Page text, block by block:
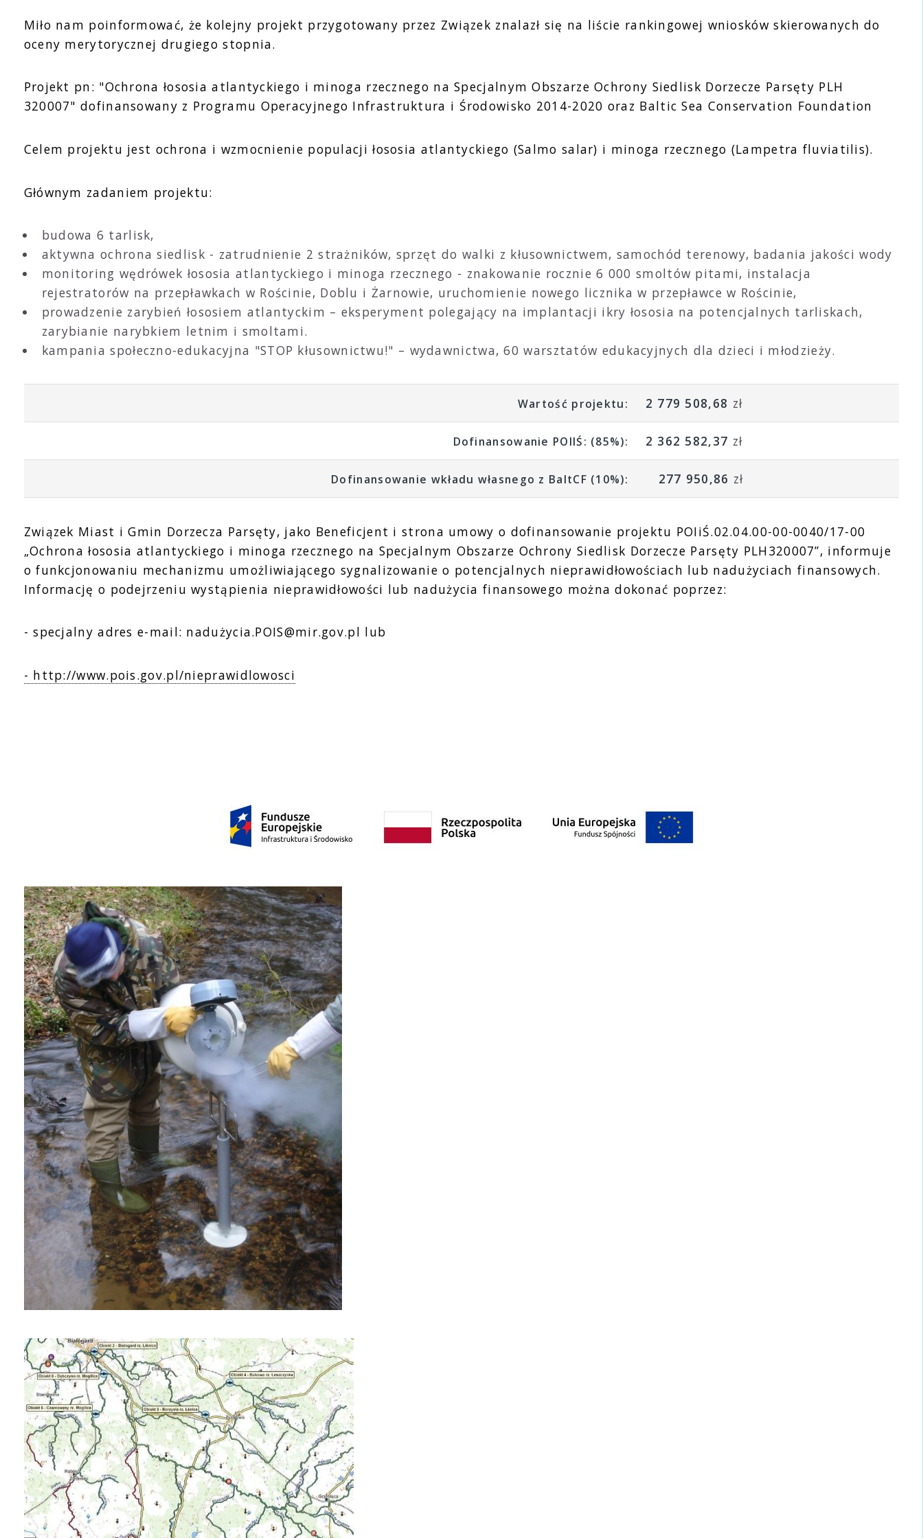
Miło nam poinformować, że kolejny projekt przygotowany przez Związek znalazł się na liście rankingowej wniosków skierowanych do
oceny merytorycznej drugiego stopnia.
Projekt pn: "Ochrona łososia atlantyckiego i minoga rzecznego na Specjalnym Obszarze Ochrony Siedlisk Dorzecze Parsęty PLH
320007" dofinansowany z Programu Operacyjnego Infrastruktura i Środowisko 2014-2020 oraz Baltic Sea Conservation Foundation
Celem projektu jest ochrona i wzmocnienie populacji łososia atlantyckiego (Salmo salar) i minoga rzecznego (Lampetra fluviatilis).
Głównym zadaniem projektu:
budowa 6 tarlisk,
aktywna ochrona siedlisk - zatrudnienie 2 strażników, sprzęt do walki z kłusownictwem, samochód terenowy, badania jakości wody
monitoring wędrówek łososia atlantyckiego i minoga rzecznego - znakowanie rocznie 6 000 smoltów pitami, instalacja
rejestratorów na przepławkach w Rościnie, Doblu i Żarnowie, uruchomienie nowego licznika w przepławce w Rościnie,
prowadzenie zarybień łososiem atlantyckim – eksperyment polegający na implantacji ikry łososia na potencjalnych tarliskach,
zarybianie narybkiem letnim i smoltami.
kampania społeczno-edukacyjna "STOP kłusownictwu!" – wydawnictwa, 60 warsztatów edukacyjnych dla dzieci i młodzieży.
Wartość projektu: 2 779 508,68 zł
Dofinansowanie POIIŚ: (85%): 2 362 582,37 zł
Dofinansowanie wkładu własnego z BaltCF (10%): 277 950,86 zł
Związek Miast i Gmin Dorzecza Parsęty, jako Beneficjent i strona umowy o dofinansowanie projektu POIiŚ.02.04.00-00-0040/17-00
„Ochrona łososia atlantyckiego i minoga rzecznego na Specjalnym Obszarze Ochrony Siedlisk Dorzecze Parsęty PLH320007”, informuje
o funkcjonowaniu mechanizmu umożliwiającego sygnalizowanie o potencjalnych nieprawidłowościach lub nadużyciach finansowych.
Informację o podejrzeniu wystąpienia nieprawidłowości lub nadużycia finansowego można dokonać poprzez:
- specjalny adres e-mail: nadużycia.POIS@mir.gov.pl lub
- http://www.pois.gov.pl/nieprawidlowosci